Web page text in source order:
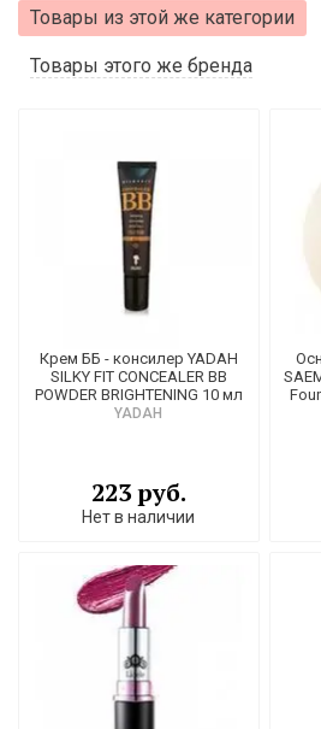
Товары из этой же категории
Товары этого же бренда
Крем ББ - консилер YADAH
SILKY FIT CONCEALER BB
POWDER BRIGHTENING 10 мл
YADAH
223 руб.
Нет в наличии